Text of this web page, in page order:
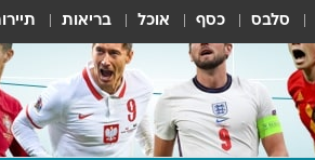
סלבס כסף אוכל בריאות